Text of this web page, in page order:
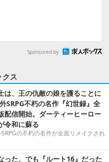
Sponsored by
クス
は、王の仇敵の娘を護ることに
SRPG不朽の名作『幻世録』全
配信開始。ダーティーヒーロー
令和に蘇る
の不朽の名作が全面リメイクされ
った、でも『ルート16』だった